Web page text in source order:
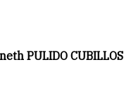
PULIDO CUBILLOS